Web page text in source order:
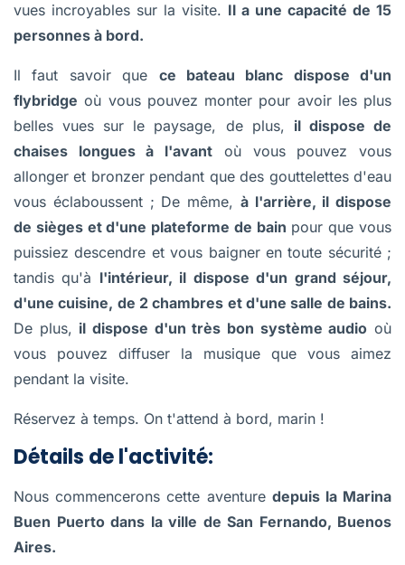
vues incroyables sur la visite. Il a une capacité de 15
personnes à bord.
Il faut savoir que ce bateau blanc dispose d'un
flybridge où vous pouvez monter pour avoir les plus
belles vues sur le paysage, de plus, il dispose de
chaises longues à l'avant où vous pouvez vous
allonger et bronzer pendant que des gouttelettes d'eau
vous éclaboussent ; De même, à l'arrière, il dispose
de sièges et d'une plateforme de bain pour que vous
puissiez descendre et vous baigner en toute sécurité ;
tandis qu'à l'intérieur, il dispose d'un grand séjour,
d'une cuisine, de 2 chambres et d'une salle de bains.
De plus, il dispose d'un très bon système audio où
vous pouvez diffuser la musique que vous aimez
pendant la visite.
Réservez à temps. On t'attend à bord, marin !
Détails de l'activité:
Nous commencerons cette aventure depuis la Marina
Buen Puerto dans la ville de San Fernando, Buenos
Aires.